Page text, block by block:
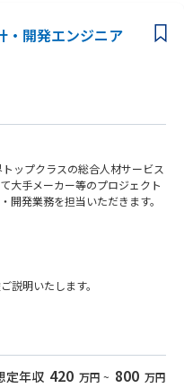
安定
えられる体制のため、大手企業
す。
動車メーカーをはじめとする大
います。
際サーキットの運営も行うな
。
造しています。
トを使用した自動化システムを
オーダーメイドの高い技術力が
カーの中でも最大級の3500tプ
し込める方
粘り強く調整できる方
に取り組める方
た設計ができる方
て業務を進められる方
・開発エンジニア
ップクラスの総合人材サービス
大手メーカー等のプロジェクト
開発業務を担当いただきます。
最適な案件をご提案いたしま
説明いたします。
定年収 420 万円 ~ 800 万円